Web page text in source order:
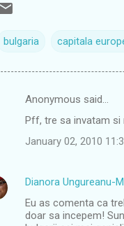
bulgaria capitala
Anonymous said…
Pff, tre sa invatam si
January 02, 2010
Dianora Ungureanu-
Eu as comenta ca
doar sa incepem!